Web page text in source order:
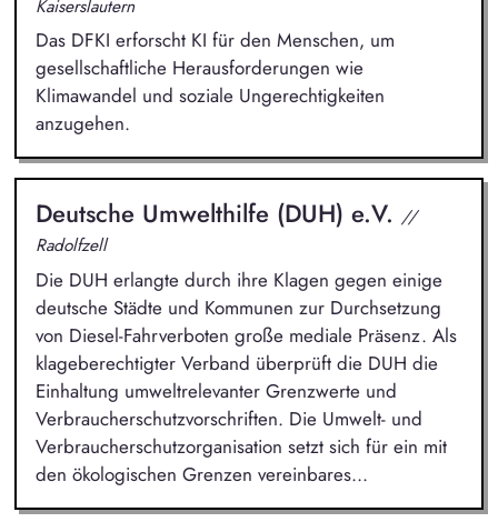
Kaiserslautern
Das DFKI erforscht KI für den Menschen, um
gesellschaftliche Herausforderungen wie
Klimawandel und soziale Ungerechtigkeiten
anzugehen.
Deutsche Umwelthilfe (DUH) e.V. //
Radolfzell
Die DUH erlangte durch ihre Klagen gegen einige
deutsche Städte und Kommunen zur Durchsetzung
von Diesel-Fahrverboten große mediale Präsenz. Als
klageberechtigter Verband überprüft die DUH die
Einhaltung umweltrelevanter Grenzwerte und
Verbraucherschutzvorschriften. Die Umwelt- und
Verbraucherschutzorganisation setzt sich für ein mit
den ökologischen Grenzen vereinbares...